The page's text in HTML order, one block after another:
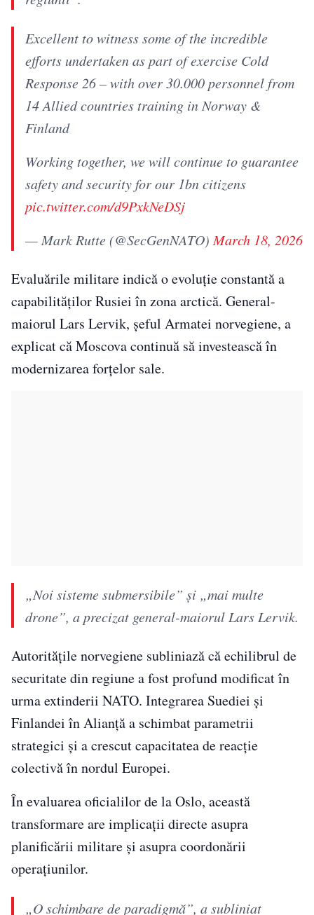
Excellent to witness some of the incredible
efforts undertaken as part of exercise Cold
Response 26 – with over 30.000 personnel from
14 Allied countries training in Norway &
Finland
Working together, we will continue to guarantee
safety and security for our 1bn citizens
pic.twitter.com/d9PxkNeDSj
— Mark Rutte (@SecGenNATO) March 18, 2026
Evaluările militare indică o evoluție constantă a
capabilităților Rusiei în zona arctică. General-
maiorul Lars Lervik, șeful Armatei norvegiene, a
explicat că Moscova continuă să investească în
modernizarea forțelor sale.
„Noi sisteme submersibile” și „mai multe
drone”, a precizat general-maiorul Lars Lervik.
Autoritățile norvegiene subliniază că echilibrul de
securitate din regiune a fost profund modificat în
urma extinderii NATO. Integrarea Suediei și
Finlandei în Alianță a schimbat parametrii
strategici și a crescut capacitatea de reacție
colectivă în nordul Europei.
În evaluarea oficialilor de la Oslo, această
transformare are implicații directe asupra
planificării militare și asupra coordonării
operațiunilor.
„O schimbare de paradigmă”, a subliniat